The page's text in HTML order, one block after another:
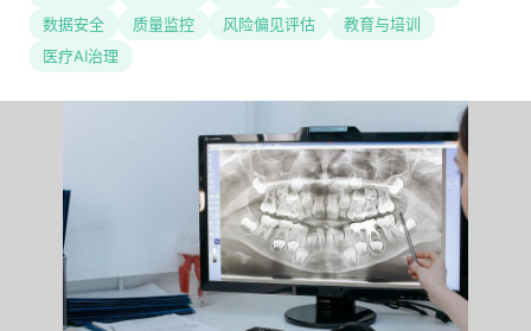
数据安全
质量监控 风险偏见评估
教育与培训
医疗AI治理